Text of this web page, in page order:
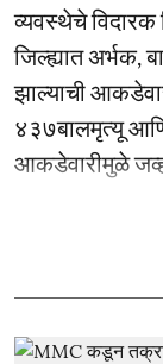
व्यवस्थेचे विदारक
जिल्ह्यात अर्भक,
झाल्याची
४३७बालमृत्यू
आकडेवारीमुळे